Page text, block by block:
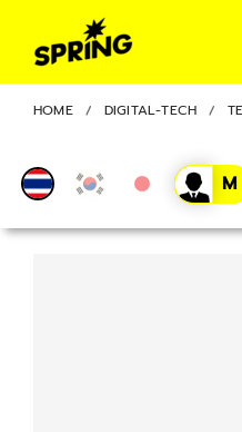
HOME DIGITAL-TECH